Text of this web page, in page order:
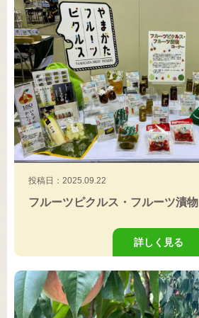
投稿日：2025.09.22
フルーツピクルス・フルーツ漬物
詳しく見る